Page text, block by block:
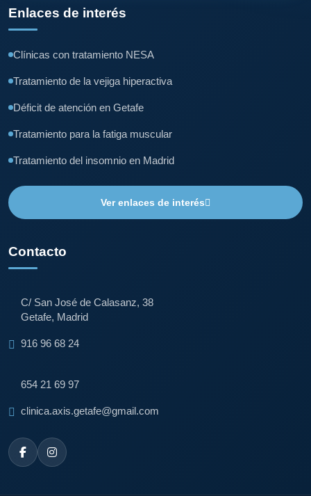
Enlaces de interés
Clínicas con tratamiento NESA
Tratamiento de la vejiga hiperactiva
Déficit de atención en Getafe
Tratamiento para la fatiga muscular
Tratamiento del insomnio en Madrid
Ver enlaces de interés
Contacto
C/ San José de Calasanz, 38
Getafe, Madrid
916 96 68 24
654 21 69 97
clinica.axis.getafe@gmail.com